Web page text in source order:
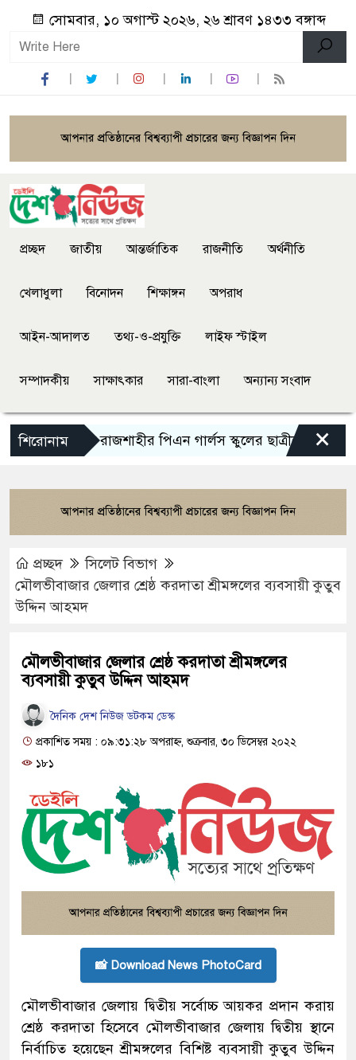
সোমবার, ১০ অগাস্ট ২০২৬, ২৬ শ্রাবণ ১৪৩৩ বঙ্গাব্দ
প্রচ্ছদ জাতীয় আন্তর্জাতিক রাজনীতি অর্থনীতি
খেলাধুলা বিনোদন শিক্ষাঙ্গন অপরাধ
আইন-আদালত তথ্য-ও-প্রযুক্তি লাইফ স্টাইল
সম্পাদকীয় সাক্ষাৎকার সারা-বাংলা অন্যান্য সংবাদ
শিরোনাম
এসএসসিতে রাজশাহীর পিএন গার্লস স্কুলের ছাত্রীদের সাফল্য
×
প্রচ্ছদ
সিলেট বিভাগ
মৌলভীবাজার জেলার শ্রেষ্ঠ করদাতা শ্রীমঙ্গলের ব্যবসায়ী কুতুব
উদ্দিন আহমদ
মৌলভীবাজার জেলার শ্রেষ্ঠ করদাতা শ্রীমঙ্গলের
ব্যবসায়ী কুতুব উদ্দিন আহমদ
দৈনিক দেশ নিউজ ডটকম ডেস্ক
প্রকাশিত সময় : ০৯:৩১:২৮ অপরাহ্ন, শুক্রবার, ৩০ ডিসেম্বর ২০২২
১৮১
📸 Download News PhotoCard
মৌলভীবাজার জেলায় দ্বিতীয় সর্বোচ্চ আয়কর প্রদান করায়
শ্রেষ্ঠ করদাতা হিসেবে মৌলভীবাজার জেলায় দ্বিতীয় স্থানে
নির্বাচিত হয়েছেন শ্রীমঙ্গলের বিশিষ্ট ব্যবসায়ী কুতুব উদ্দিন